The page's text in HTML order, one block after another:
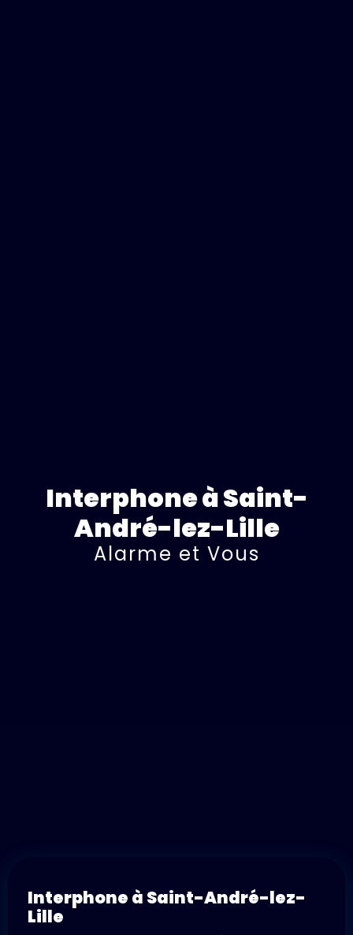
Interphone à Saint-
André-lez-Lille
Alarme et Vous
Interphone à Saint-André-lez-
Lille